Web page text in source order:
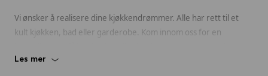
Vi ønsker å realisere dine kjøkkendrømmer. Alle har rett til et
kult kjøkken, bad eller garderobe. Kom innom oss for en
våre flinke kjøkkenselgere.
Les mer